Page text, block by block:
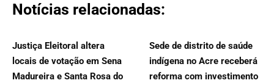
Notícias relacionadas:
Justiça Eleitoral altera
locais de votação em Sena
Madureira e Santa Rosa do
Sede de distrito de saúde
indígena no Acre receberá
reforma com investimento